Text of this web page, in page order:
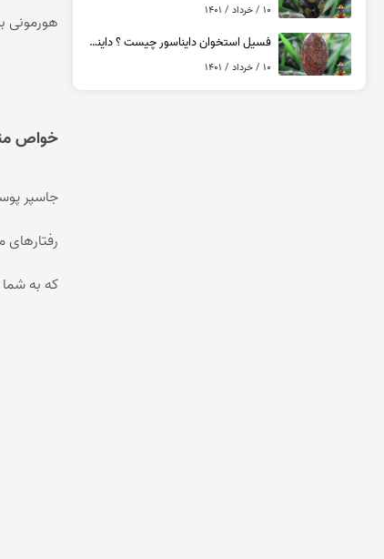
10 / خرداد / 1401
فسیل استخوان دایناسور چیست ؟ داینا بون چه خواصی دارد ؟
10 / خرداد / 1401
هورمونی
خواص
که به